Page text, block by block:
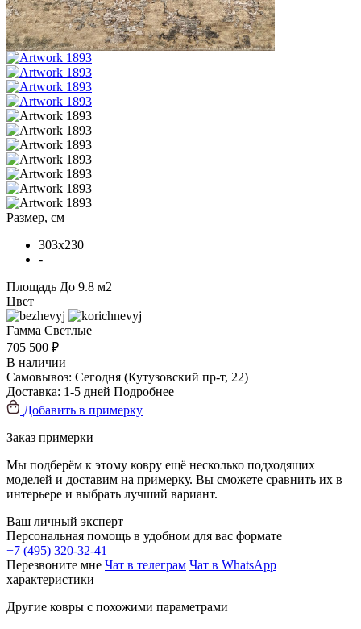
Размер, см
303x230
-
Площадь До 9.8 м2
Цвет
Гамма Светлые
705 500 ₽
В наличии
Самовывоз: Сегодня (Кутузовский пр-т, 22)
Доставка: 1-5 дней Подробнее
Добавить в примерку
Заказ примерки
Мы подберём к этому ковру ещё несколько подходящих
моделей и доставим на примерку. Вы сможете сравнить их в
интерьере и выбрать лучший вариант.
Ваш личный эксперт
Персональная помощь в удобном для вас формате
+7 (495) 320-32-41
Перезвоните мне Чат в телеграм Чат в WhatsApp
характеристики
Другие ковры с похожими параметрами